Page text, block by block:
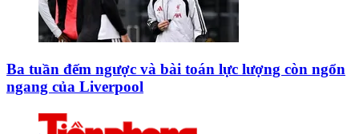
Ba tuần đếm ngược và bài toán lực lượng còn ngổn
ngang của Liverpool